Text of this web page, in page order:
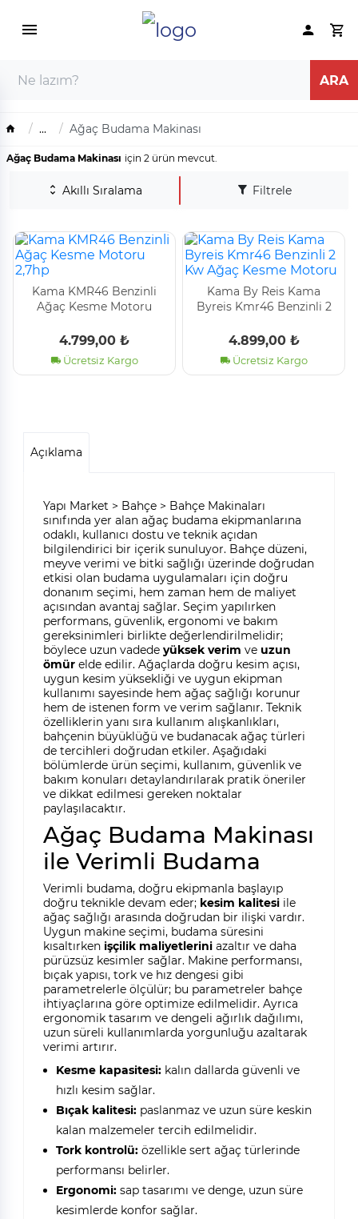
... Ağaç Budama Makinası
Ağaç Budama Makinası için 2 ürün mevcut.
Akıllı Sıralama Filtrele
Kama KMR46 Benzinli
Ağaç Kesme Motoru
4.799,00 ₺
Ücretsiz Kargo
Kama By Reis Kama
Byreis Kmr46 Benzinli 2
4.899,00 ₺
Ücretsiz Kargo
Açıklama
Yapı Market > Bahçe > Bahçe Makinaları
sınıfında yer alan ağaç budama ekipmanlarına
odaklı, kullanıcı dostu ve teknik açıdan
bilgilendirici bir içerik sunuluyor. Bahçe düzeni,
meyve verimi ve bitki sağlığı üzerinde doğrudan
etkisi olan budama uygulamaları için doğru
donanım seçimi, hem zaman hem de maliyet
açısından avantaj sağlar. Seçim yapılırken
performans, güvenlik, ergonomi ve bakım
gereksinimleri birlikte değerlendirilmelidir;
böylece uzun vadede yüksek verim ve uzun
ömürelde edilir. Ağaçlarda doğru kesim açısı,
uygun kesim yüksekliği ve uygun ekipman
kullanımı sayesinde hem ağaç sağlığı korunur
hem de istenen form ve verim sağlanır. Teknik
özelliklerin yanı sıra kullanım alışkanlıkları,
bahçenin büyüklüğü ve budanacak ağaç türleri
de tercihleri doğrudan etkiler. Aşağıdaki
bölümlerde ürün seçimi, kullanım, güvenlik ve
bakım konuları detaylandırılarak pratik öneriler
ve dikkat edilmesi gereken noktalar
paylaşılacaktır.
Ağaç Budama Makinası
ile Verimli Budama
Verimli budama, doğru ekipmanla başlayıp
doğru teknikle devam eder; kesim kalitesiile
ağaç sağlığı arasında doğrudan bir ilişki vardır.
Uygun makine seçimi, budama süresini
kısaltırken işçilik maliyetleriniazaltır ve daha
pürüzsüz kesimler sağlar. Makine performansı,
bıçak yapısı, tork ve hız dengesi gibi
parametrelerle ölçülür; bu parametreler bahçe
ihtiyaçlarına göre optimize edilmelidir. Ayrıca
ergonomik tasarım ve dengeli ağırlık dağılımı,
uzun süreli kullanımlarda yorgunluğu azaltarak
verimi artırır.
Kesme kapasitesi:kalın dallarda güvenli ve
hızlı kesim sağlar.
Bıçak kalitesi:paslanmaz ve uzun süre keskin
kalan malzemeler tercih edilmelidir.
Tork kontrolü:özellikle sert ağaç türlerinde
performansı belirler.
Ergonomi:sap tasarımı ve denge, uzun süre
kesimlerde konfor sağlar.